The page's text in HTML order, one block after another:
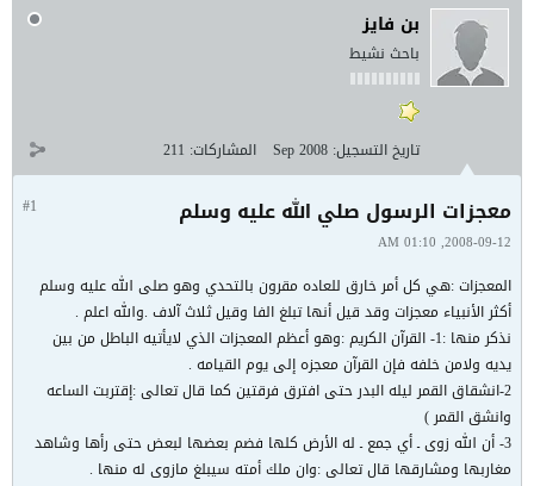
بن فايز
باحث نشيط
تاريخ التسجيل: Sep 2008 المشاركات: 211
#1 معجزات الرسول صلي الله عليه وسلم
2008-09-12, 01:10 AM
المعجزات :هي كل أمر خارق للعاده مقرون بالتحدي وهو صلى الله عليه وسلم
أكثر الأنبياء معجزات وقد قيل أنها تبلغ الفا وقيل ثلاث آلاف .والله اعلم .
نذكر منها :1- القرآن الكريم :وهو أعظم المعجزات الذي لايأتيه الباطل من بين
يديه ولامن خلفه فإن القرآن معجزه إلى يوم القيامه .
2-انشقاق القمر ليله البدر حتى افترق فرقتين كما قال تعالى :إقتربت الساعه
وانشق القمر )
3- أن الله زوى ـ أي جمع ـ له الأرض كلها فضم بعضها لبعض حتى رأها وشاهد
مغاربها ومشارقها قال تعالى :وان ملك أمته سيبلغ مازوى له منها .